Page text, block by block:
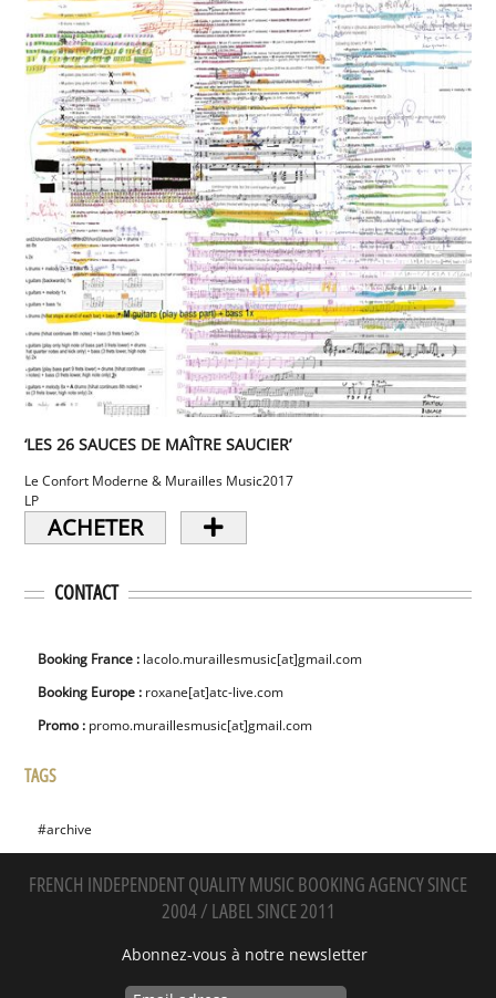
‘LES 26 SAUCES DE MAÎTRE SAUCIER’
Le Confort Moderne & Murailles Music2017
LP
ACHETER
CONTACT
Booking France : lacolo.muraillesmusic[at]gmail.com
Booking Europe : roxane[at]atc-live.com
Promo : promo.muraillesmusic[at]gmail.com
TAGS
#archive
FRENCH INDEPENDENT QUALITY MUSIC BOOKING AGENCY SINCE
2004 / LABEL SINCE 2011
Abonnez-vous à notre newsletter